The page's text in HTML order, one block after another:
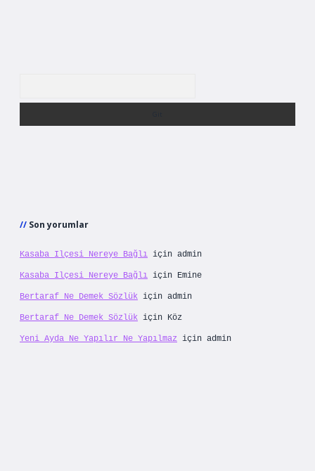
Son yorumlar
Kasaba Ilçesi Nereye Bağlı için admin
Kasaba Ilçesi Nereye Bağlı için Emine
Bertaraf Ne Demek Sözlük için admin
Bertaraf Ne Demek Sözlük için Köz
Yeni Ayda Ne Yapılır Ne Yapılmaz için admin